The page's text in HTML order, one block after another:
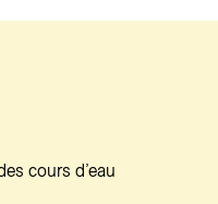
cours d’eau